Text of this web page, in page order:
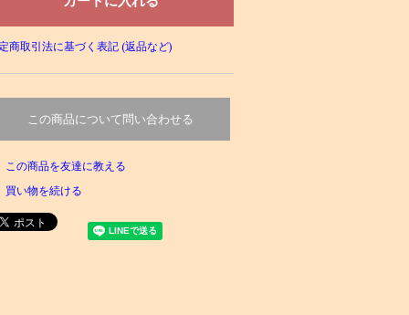
商取引法に基づく表記 (返品など)
この商品について問い合わせる
この商品を友達に教える
買い物を続ける